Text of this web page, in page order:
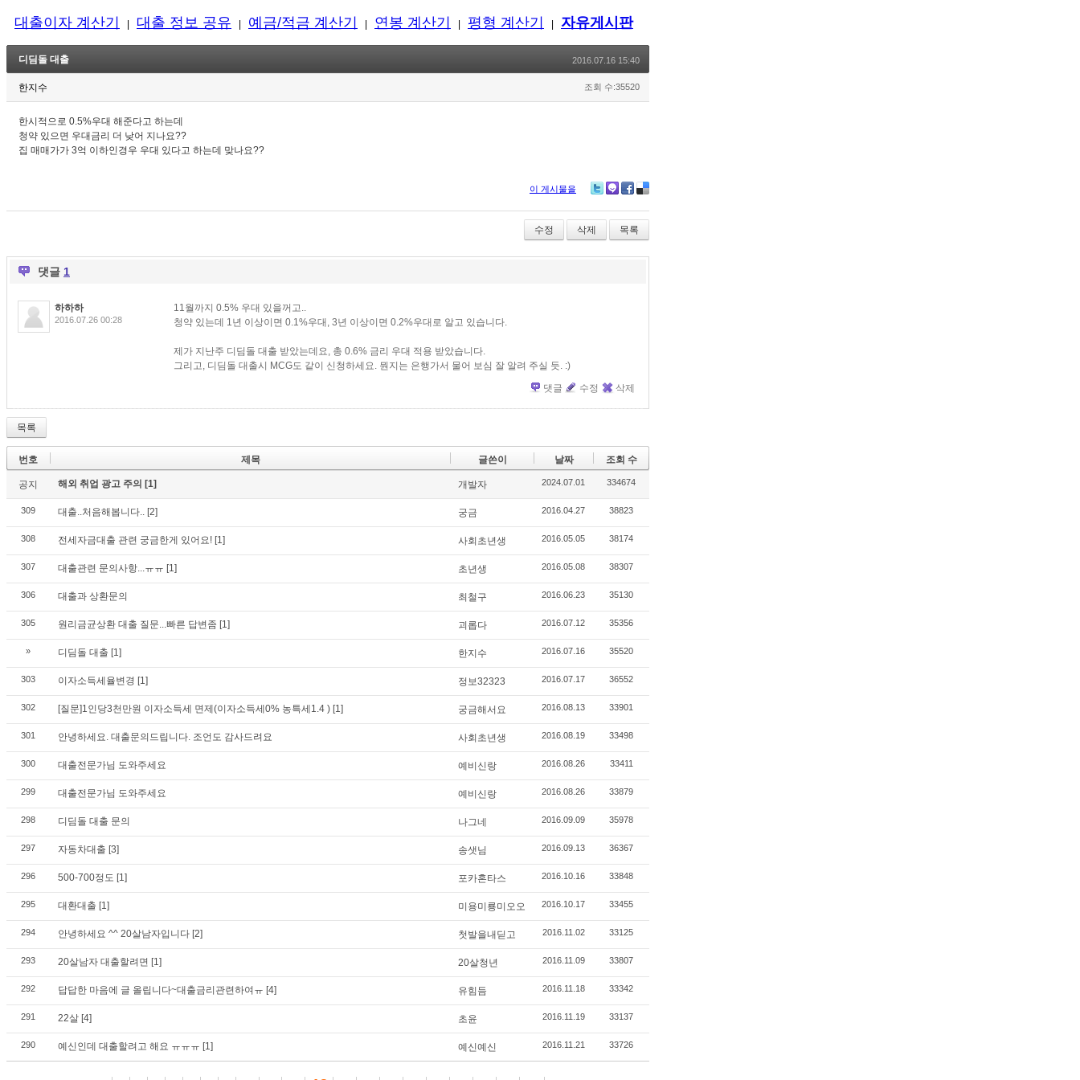
대출이자 계산기 대출 정보 공유 예금/적금 계산기 연봉 계산기 평형 계산기 자유게시판
디딤돌 대출 2016.07.16 15:40
한지수 조회 수:35520
한시적으로 0.5%우대 해준다고 하는데
청약 있으면 우대금리 더 낮어 지나요??
집 매매가가 3억 이하인경우 우대 있다고 하는데 맞나요??
이 게시물을
수정 삭제 목록
댓글 1
하하하
2016.07.26 00:28
11월까지 0.5% 우대 있을꺼고..
청약 있는데 1년 이상이면 0.1%우대, 3년 이상이면 0.2%우대로 알고 있습니다.
제가 지난주 디딤돌 대출 받았는데요, 총 0.6% 금리 우대 적용 받았습니다.
그리고, 디딤돌 대출시 MCG도 같이 신청하세요. 뭔지는 은행가서 물어 보심 잘 알려 주실 듯. :)
댓글
수정 삭제
목록
번호 제목 글쓴이 날짜 조회 수
공지 해외 취업 광고 주의 [1] 개발자 2024.07.01 334674
309 대출..처음해봅니다.. [2] 궁금 2016.04.27 38823
308 전세자금대출 관련 궁금한게 있어요! [1] 사회초년생 2016.05.05 38174
307 대출관련 문의사항...ㅠㅠ [1] 초년생 2016.05.08 38307
306 대출과 상환문의 최철구 2016.06.23 35130
305 원리금균상환 대출 질문...빠른 답변좀 [1] 괴롭다 2016.07.12 35356
» 디딤돌 대출 [1] 한지수 2016.07.16 35520
303 이자소득세율변경 [1] 정보32323 2016.07.17 36552
302 [질문]1인당3천만원 이자소득세 면제(이자소득세0% 농특세1.4 ) [1] 궁금해서요 2016.08.13 33901
301 안녕하세요. 대출문의드립니다. 조언도 감사드려요 사회초년생 2016.08.19 33498
300 대출전문가님 도와주세요 예비신랑 2016.08.26 33411
299 대출전문가님 도와주세요 예비신랑 2016.08.26 33879
298 디딤돌 대출 문의 나그네 2016.09.09 35978
297 자동차대출 [3] 송샛님 2016.09.13 36367
296 500-700정도 [1] 포카혼타스 2016.10.16 33848
295 대환대출 [1] 미용미룡미오오 2016.10.17 33455
294 안녕하세요 ^^ 20살남자입니다 [2] 첫발을내딛고 2016.11.02 33125
293 20살남자 대출할려면 [1] 20살청년 2016.11.09 33807
292 답답한 마음에 글 올립니다~대출금리관련하여ㅠ [4] 유힘듬 2016.11.18 33342
291 22살 [4] 초윤 2016.11.19 33137
290 예신인데 대출할려고 해요 ㅠㅠㅠ [1] 예신예신 2016.11.21 33726